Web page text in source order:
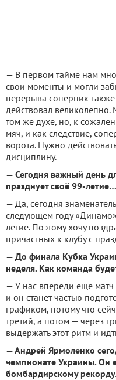
— В первом тайме нам
свои моменты и могли
перерыва соперник
действовал
том же духе, но, к
мяч, и как следствие,
ворота. Нужно
дисциплину.
— Сегодня важный день
празднует своё 99-летие…
— Да, сегодня
следующем году
летие. Поэтому хочу
причастных к клубу с
— До финала Кубка
неделя. Как команда
— У нас впереди ещё
и он станет частью
графиком, потому что
третий, а потом — через
выдержать этот ритм и
— Андрей Ярмоленко
чемпионате Украины. Он
бомбардирскому